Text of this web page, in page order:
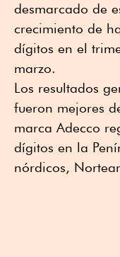
desmarcado de
crecimiento de
dígitos en el
marzo.
Los resultados
fueron mejores
marca Adecco
dígitos en la
nórdicos,